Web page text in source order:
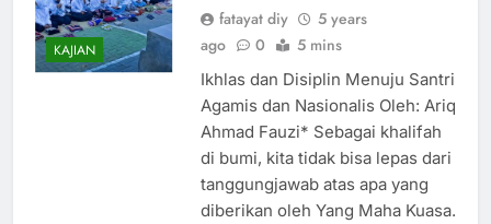
KAJIAN
fatayat diy
5 years
ago
0 5 mins
Ikhlas dan Disiplin Menuju Santri
Agamis dan Nasionalis Oleh: Ariq
Ahmad Fauzi* Sebagai khalifah
di bumi, kita tidak bisa lepas dari
tanggungjawab atas apa yang
diberikan oleh Yang Maha Kuasa.